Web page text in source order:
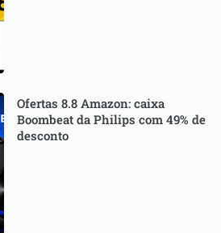
Ofertas 8.8 Amazon: caixa
Boombeat da Philips com 49% de
desconto